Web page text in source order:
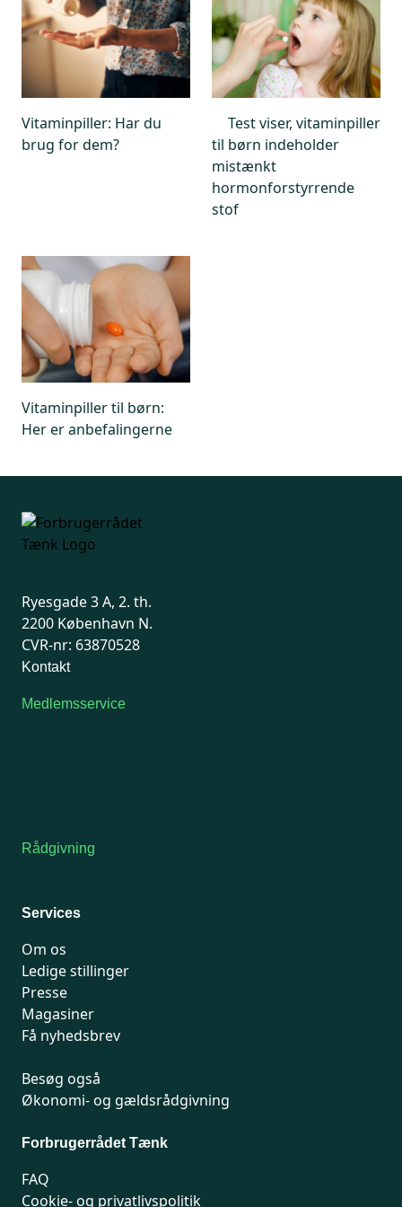
*Kilde: Fødevarestyrelsen
Vitaminpiller: Har du
brug for dem?
Test viser, vitaminpiller
til børn indeholder
mistænkt
hormonforstyrrende
stof
Vitaminpiller til børn:
Her er anbefalingerne
Ryesgade 3 A, 2. th.
2200 København N.
CVR-nr: 63870528
Kontakt
Medlemsservice
Rådgivning
Services
Om os
Ledige stillinger
Presse
Magasiner
Få nyhedsbrev
Besøg også
Økonomi- og gældsrådgivning
Forbrugerrådet Tænk
FAQ
Cookie- og privatlivspolitik